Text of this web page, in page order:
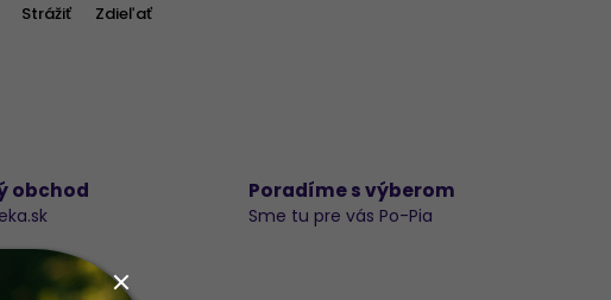
Strážiť Zdieľať
obchod Poradíme s výberom
Sme tu pre vás Po-Pia